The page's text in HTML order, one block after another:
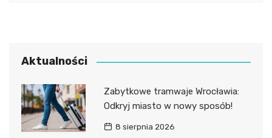
Aktualności
Zabytkowe tramwaje Wrocławia:
Odkryj miasto w nowy sposób!
8 sierpnia 2026